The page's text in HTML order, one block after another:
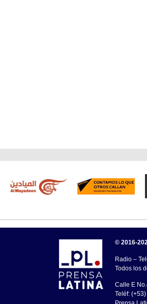
© 2016-
Radio –
Todos los
Calle E
Teléf: